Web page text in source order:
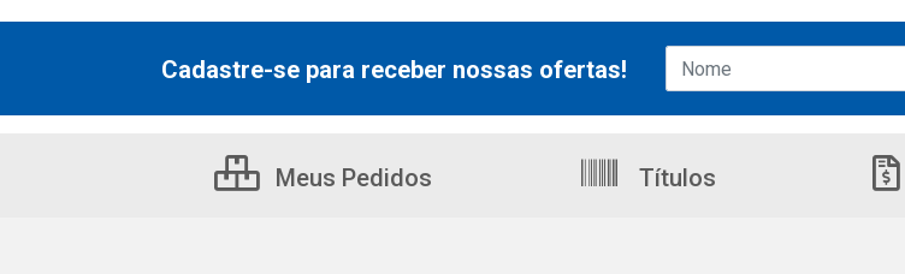
Cadastre-se para receber nossas ofertas!
Meus Pedidos Títulos